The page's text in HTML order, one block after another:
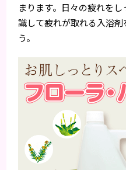
まります。日々の疲れを
識して疲れが取れる入浴
う。